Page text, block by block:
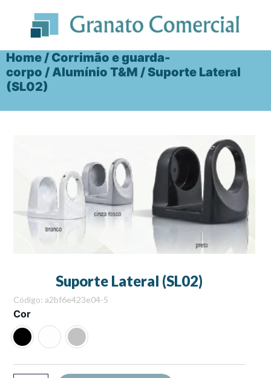
conteúdo
Home / Corrimão e guarda-
corpo / Alumínio T&M / Suporte Lateral
(SL02)
Suporte Lateral (SL02)
Código: a2bf6e423e04-5
Cor
Suporte
Lateral
(SL02)
quantity